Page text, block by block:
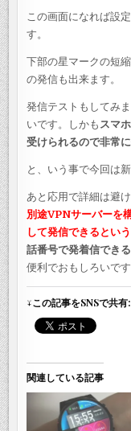
この画面になれば設
す。
下部の星マークの短
の発信も出来ます。
発信テストもしてみ
いです。しかも スマ
受けられるので非常
と、いう事で今回は
あと応用で詳細は避
別途VPNサーバーを
して発信できるとい
話番号で発着信できる
便利でおもしろいです
↓この記事をSNSで共有:
関連している記事